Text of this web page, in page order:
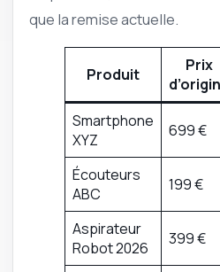
que la remise actuelle.
Produit
Prix
Smartphone
XYZ
699 €
Écouteurs
ABC
199 €
Aspirateur
Robot 2026
399 €